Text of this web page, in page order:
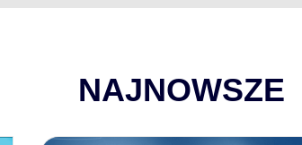
NAJNOWSZE